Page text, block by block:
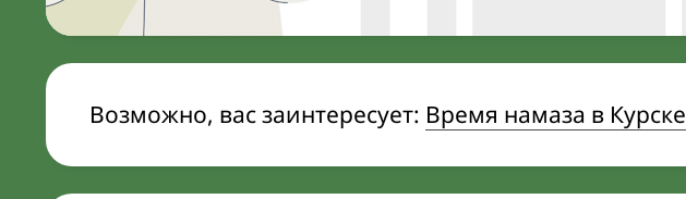
Возможно, вас заинтересует: Время намаза в Курске